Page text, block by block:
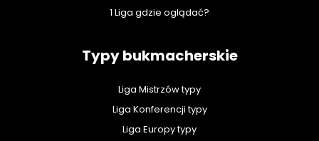
1 Liga gdzie oglądać?
Typy bukmacherskie
Liga Mistrzów typy
Liga Konferencji typy
Liga Europy typy